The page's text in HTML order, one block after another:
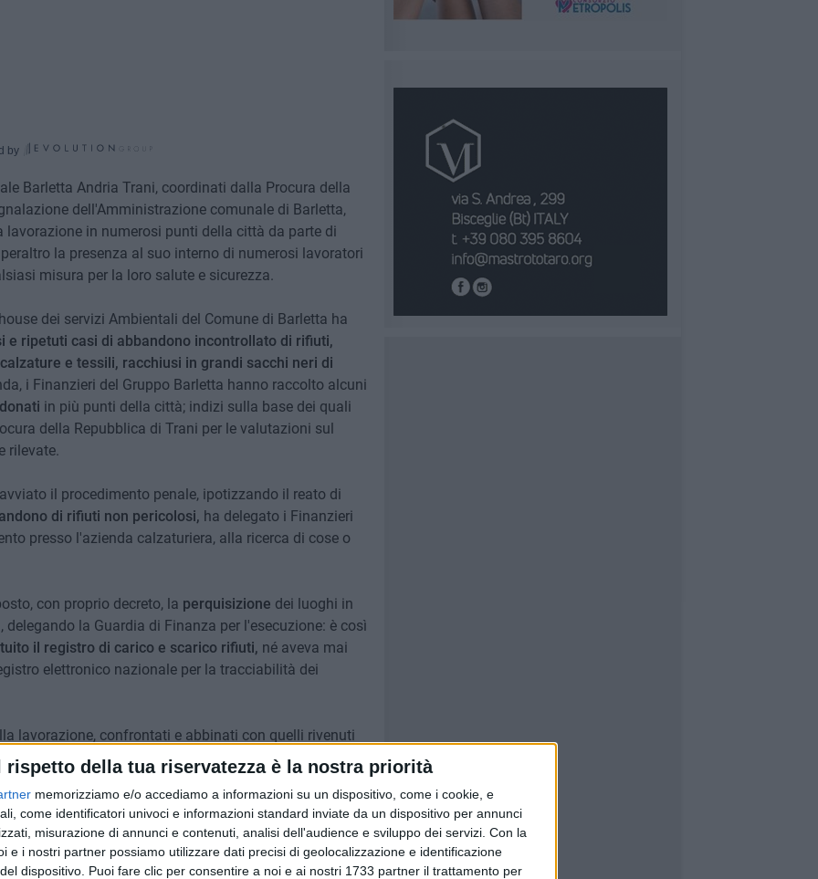
rispetto della tua riservatezza è la nostra priorità
memorizziamo e/o accediamo a informazioni su un dispositivo, come i cookie, e
come identificatori univoci e informazioni standard inviate da un dispositivo per annunci
misurazione di annunci e contenuti, analisi dell'audience e sviluppo dei servizi. Con la
e i nostri partner possiamo utilizzare dati precisi di geolocalizzazione e identificazione
dispositivo. Puoi fare clic per consentire a noi e ai nostri 1733 partner il trattamento per
by
Barletta Andria Trani, coordinati dalla Procura della
dell'Amministrazione comunale di Barletta,
in numerosi punti della città da parte di
la presenza al suo interno di numerosi lavoratori
misura per la loro salute e sicurezza.
dei servizi Ambientali del Comune di Barletta ha
e ripetuti casi di abbandono incontrollato di rifiuti,
e tessili, racchiusi in grandi sacchi neri di
i Finanzieri del Gruppo Barletta hanno raccolto alcuni
in più punti della città; indizi sulla base dei quali
della Repubblica di Trani per le valutazioni sul
rilevate.
il procedimento penale, ipotizzando il reato di
di rifiuti non pericolosi, ha delegato i Finanzieri
presso l'azienda calzaturiera, alla ricerca di cose o
con proprio decreto, la perquisizione dei luoghi in
la Guardia di Finanza per l'esecuzione: è così
il registro di carico e scarico rifiuti, né aveva mai
elettronico nazionale per la tracciabilità dei
lavorazione, confrontati e abbinati con quelli rivenuti
permesso di avvalorare, in prima analisi, la tesi
censiti11 lavoratori in nero, esposti a gravi rischi
di adeguate misure di sicurezza sui luoghi di lavoro,
Servizio Prevenzione e Sicurezza Ambienti di Lavoro